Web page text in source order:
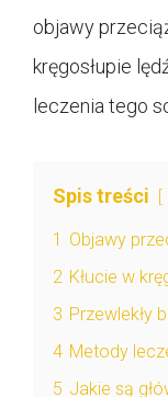
objawy
kręgosłupie
leczenia tego
Spis treści
1 Objawy
2 Kłucie w
3 Przewlekły
4 Metody
5 Jakie są